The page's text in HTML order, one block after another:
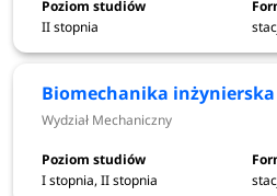
Budownictwo - Wydział
Wodnego
Chemia - Wydział
Chemia i analityka
Chemia i inżynieria
Chemiczny
II stopnia
Biomechanika inżynierska
Wydział Mechaniczny
I stopnia, II stopnia